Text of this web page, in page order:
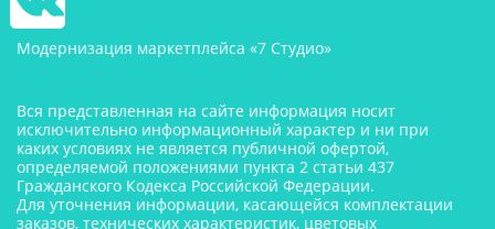
Модернизация маркетплейса «7 Студио»
Вся представленная на сайте информация носит
исключительно информационный характер и ни при
каких условиях не является публичной офертой,
определяемой положениями пункта 2 статьи 437
Гражданского Кодекса Российской Федерации.
Для уточнения информации, касающейся комплектации
заказов, технических характеристик, цветовых